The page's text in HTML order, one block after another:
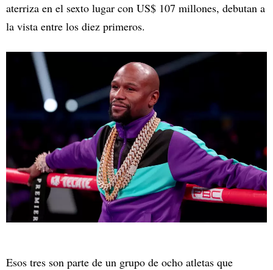
aterriza en el sexto lugar con US$ 107 millones, debutan a
la vista entre los diez primeros.
Esos tres son parte de un grupo de ocho atletas que